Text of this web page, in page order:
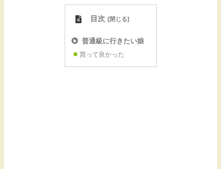
目次
普通級に行きたい娘
買って良かった